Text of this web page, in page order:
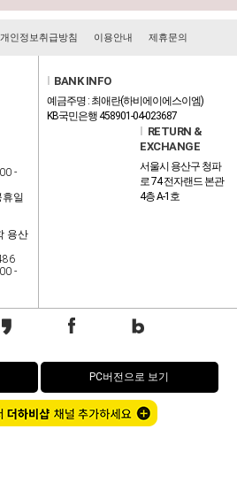
개인정보취급방침 이용안내 제휴문의
-
휴일
용산
-
BANK INFO
예금주명 : 최애란(하비에이에스이엠)
KB국민은행 458901-04-023687
RETURN &
EXCHANGE
서울시 용산구 청파
로 74 전자랜드 본관
4층 A-1호
PC버전으로 보기